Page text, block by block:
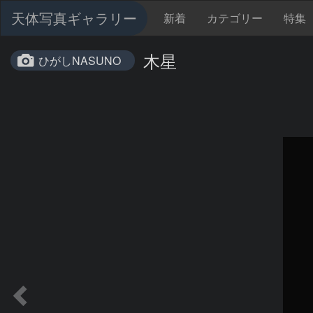
天体写真ギャラリー 新着 カテゴリー 特集
ひがしNASUNO 木星